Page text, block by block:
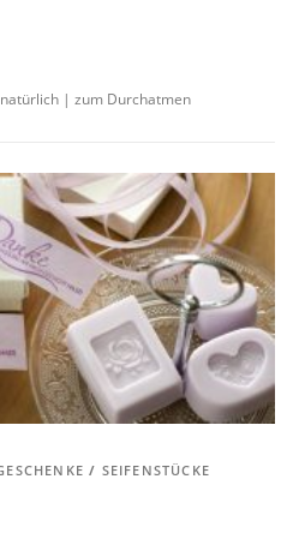
| zum Durchatmen
/ SEIFENSTÜCKE